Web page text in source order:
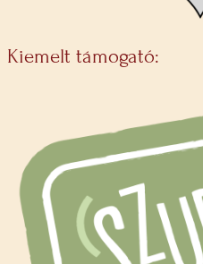
Kiemelt támogató: